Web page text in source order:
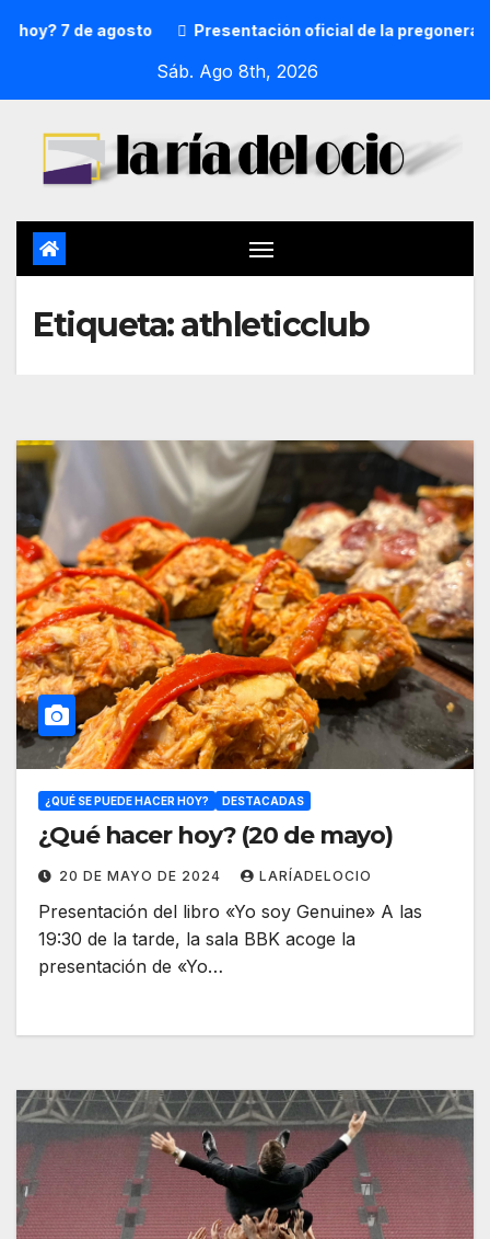
agosto Presentación oficial de la pregonera y txupinera
Sáb. Ago 8th, 2026
Etiqueta:athleticclub
¿QUÉ SE PUEDE HACER HOY? DESTACADAS
¿Qué hacer hoy? (20 de mayo)
20 DE MAYO DE 2024 LARÍADELOCIO
Presentación del libro «Yo soy Genuine» A las
19:30 de la tarde, la sala BBK acoge la
presentación de «Yo…